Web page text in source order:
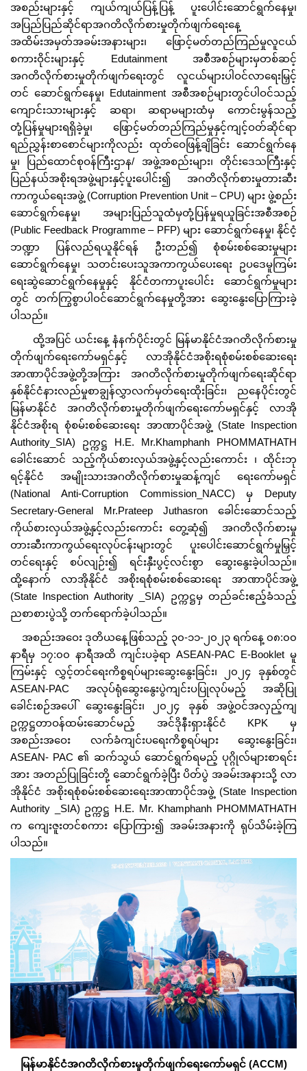
အစည်းများနှင့် ကျယ်ကျယ်ပြန့်ပြန့် ပူးပေါင်းဆောင်ရွက်နေမှု၊
အပြည်ပြည်ဆိုင်ရာအဂတိလိုက်စားမှုတိုက်ဖျက်ရေးနေ့
အထိမ်းအမှတ်အခမ်းအနားများ၊ ဖြောင့်မတ်တည်ကြည်မှုလူငယ်
စကားဝိုင်းများနှင့် Edutainment အစီအစဉ်များမှတစ်ဆင့်
အဂတိလိုက်စားမှုတိုက်ဖျက်ရေးတွင် လူငယ်များပါဝင်လာရေးမြှင့်
တင် ဆောင်ရွက်နေမှု၊ Edutainment အစီအစဉ်များတွင်ပါဝင်သည့်
ကျောင်းသားများနှင့် ဆရာ၊ ဆရာမများထံမှ ကောင်းမွန်သည့်
တုံ့ပြန်မှုများရရှိခဲ့မှု၊ ဖြောင့်မတ်တည်ကြည်မှုနှင့်ကျင့်ဝတ်ဆိုင်ရာ
ရည်ညွှန်းစာစောင်များကိုလည်း ထုတ်ဝေဖြန့်ချိခြင်း ဆောင်ရွက်နေ
မှု၊ ပြည်ထောင်စုဝန်ကြီးဌာန/ အဖွဲ့အစည်းများ၊ တိုင်းဒေသကြီးနှင့်
ပြည်နယ်အစိုးရအဖွဲ့များနှင့်ပူးပေါင်း၍ အဂတိလိုက်စားမှုတားဆီး
ကာကွယ်ရေးအဖွဲ့ (Corruption Prevention Unit – CPU) များ ဖွဲ့စည်း
ဆောင်ရွက်နေမှု၊ အများပြည်သူထံမှတုံ့ပြန်မှုရယူခြင်းအစီအစဉ်
(Public Feedback Programme – PFP) များ ဆောင်ရွက်နေမှု၊ နိုင်ငံ့
ဘဏ္ဍာ ပြန်လည်ရယူနိုင်ရန် ဦးတည်၍ စုံစမ်းစစ်‌ဆေးမှုများ
ဆောင်ရွက်နေမှု၊ သတင်းပေးသူအကာကွယ်ပေးရေး ဥပဒေမူကြမ်း
ရေးဆွဲဆောင်ရွက်နေမှုနှင့် နိုင်ငံတကာပူးပေါင်း ဆောင်ရွက်မှုများ
တွင် တက်ကြွစွာပါဝင်ဆောင်ရွက်နေမှုတို့အား ဆွေးနွေးပြောကြားခဲ့
ပါသည်။
ထို့အပြင် ယင်းနေ့ နံနက်ပိုင်းတွင် မြန်မာနိုင်ငံအဂတိလိုက်စားမှု
တိုက်ဖျက်ရေးကော်မရှင်နှင့် လာအိုနိုင်ငံအစိုးရစုံစမ်းစစ်ဆေးရေး
အာဏာပိုင်အဖွဲ့တို့အကြား အဂတိလိုက်စားမှုတိုက်ဖျက်ရေးဆိုင်ရာ
နှစ်နိုင်ငံနားလည်မှုစာချွန်လွှာလက်မှတ်ရေးထိုးခြင်း၊ ညနေပိုင်းတွင်
မြန်မာနိုင်ငံ အဂတိလိုက်စားမှုတိုက်ဖျက်ရေးကော်မရှင်နှင့် လာအို
နိုင်ငံအစိုးရ စုံစမ်းစစ်ဆေးရေး အာဏာပိုင်အဖွဲ့ (State Inspection
Authority_SIA) ဥက္ကဋ္ဌ H.E. Mr.Khamphanh PHOMMATHATH
ခေါင်းဆောင် သည့်ကိုယ်စားလှယ်အဖွဲ့နှင့်လည်းကောင်း ၊ ထိုင်းဘု
ရင့်နိုင်ငံ အမျိုးသားအဂတိလိုက်စားမှုဆန့်ကျင် ရေးကော်မရှင်
(National Anti-Corruption Commission_NACC) မှ Deputy
Secretary-General Mr.Prateep Juthasron ခေါင်းဆောင်သည့်
ကိုယ်စားလှယ်အဖွဲ့နှင့်လည်းကောင်း တွေ့ဆုံ၍ အဂတိလိုက်စားမှု
တားဆီးကာကွယ်ရေးလုပ်ငန်းများတွင် ပူးပေါင်းဆောင်ရွက်မှုမြှင့်
တင်ရေးနှင့် စပ်လျဉ်း၍ ရင်းနှီးပွင့်လင်းစွာ ဆွေးနွေးခဲ့ပါသည်။
ထို့နောက် လာအိုနိုင်ငံ အစိုးရစုံစမ်းစစ်ဆေးရေး အာဏာပိုင်အဖွဲ့
(State Inspection Authority _SIA) ဥက္ကဋ္ဌမှ တည်ခင်းဧည့်ခံသည့်
ညစာစားပွဲသို့ တက်ရောက်ခဲ့ပါသည်။
အစည်းအဝေး ဒုတိယနေ့ဖြစ်သည့် ၃၀-၁၁-၂၀၂၃ ရက်နေ့ ၀၈:၀၀
နာရီမှ ၁၇:၀၀ နာရီအထိ ကျင်းပခဲ့ရာ ASEAN-PAC E-Booklet မူ
ကြမ်းနှင့် လွှင့်တင်ရေးကိစ္စရပ်များဆွေးနွေးခြင်း၊ ၂၀၂၄ ခုနှစ်တွင်
ASEAN-PAC အလုပ်ရုံဆွေးနွေးပွဲကျင်းပပြုလုပ်မည့် အဆိုပြု
ခေါင်းစဉ်အပေါ် ဆွေးနွေးခြင်း၊ ၂၀၂၄ ခုနှစ် အဖွဲ့ဝင်အလှည့်ကျ
ဥက္ကဋ္ဌတာဝန်ထမ်းဆောင်မည့် အင်ဒိုနီးရှားနိုင်ငံ KPK မှ
အစည်းအဝေး လက်ခံကျင်းပရေးကိစ္စရပ်များ ဆွေးနွေးခြင်း၊
ASEAN- PAC ၏ ဆက်သွယ် ဆောင်ရွက်ရမည့် ပုဂ္ဂိုလ်များစာရင်း
အား အတည်ပြုခြင်းတို့ ဆောင်ရွက်ခဲ့ပြီး ပိတ်ပွဲ အခမ်းအနားသို့ လာ
အိုနိုင်ငံ အစိုးရစုံစမ်းစစ်ဆေးရေးအာဏာပိုင်အဖွဲ့ (State Inspection
Authority _SIA) ဥက္ကဋ္ဌ H.E. Mr. Khamphanh PHOMMATHATH
က ကျေးဇူးတင်စကား ပြောကြား၍ အခမ်းအနားကို ရုပ်သိမ်းခဲ့ကြ
ပါသည်။
မြန်မာနိုင်ငံအဂတိလိုက်စားမှုတိုက်ဖျက်ရေးကော်မရှင် (ACCM)